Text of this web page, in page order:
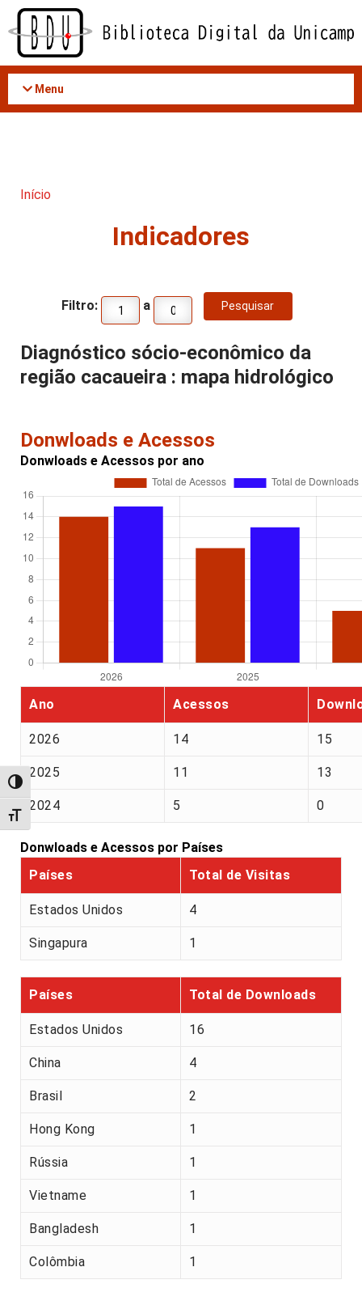
Acessar
conteúdo
Alternar alto contraste
Alternar tamanho da fonte
Menu
Início
Indicadores
Filtro: a
Diagnóstico sócio-econômico da
região cacaueira : mapa hidrológico
Donwloads e Acessos
Donwloads e Acessos por ano
Ano Acessos
2026 14 15
2025 11 13
2024 5 0
Donwloads e Acessos por Países
Países
Total de Visitas
Estados Unidos 4
Singapura 1
Países Total de Downloads
Estados Unidos 16
China 4
Brasil 2
Hong Kong 1
Rússia 1
Vietname 1
Bangladesh 1
Colômbia 1